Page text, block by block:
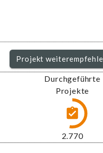
Projekt
Durchgeführte
Projekte
3.243